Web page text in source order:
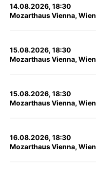
14.08.2026, 18:30
Mozarthaus Vienna, Wien
15.08.2026, 18:30
Mozarthaus Vienna, Wien
15.08.2026, 18:30
Mozarthaus Vienna, Wien
16.08.2026, 18:30
Mozarthaus Vienna, Wien